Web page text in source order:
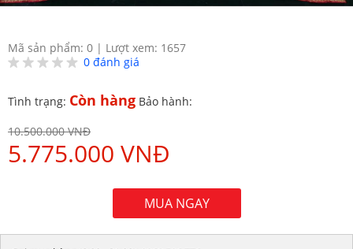
Mã sản phẩm: 0 | Lượt xem: 1657
0 đánh giá
Tình trạng: Còn hàng Bảo hành:
10.500.000 VNĐ
5.775.000 VNĐ
MUA NGAY